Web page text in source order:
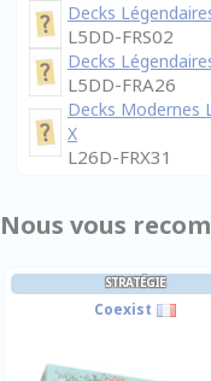
Decks
L5DD-FRS02
Decks
L5DD-FRA26
Decks Modernes
X
L26D-FRX31
Nous vous
STRATÉGIE
Coexist